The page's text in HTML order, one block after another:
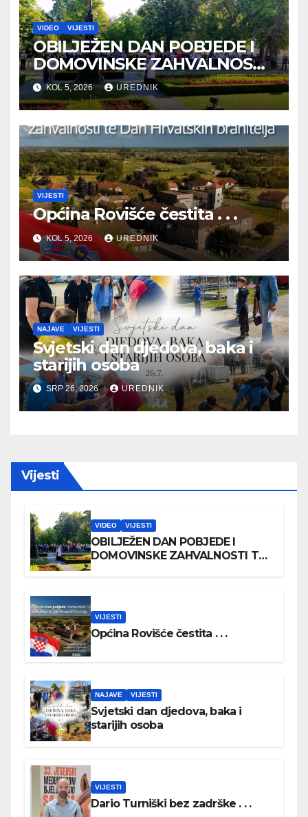
VIDEO VIJESTI
OBILJEŽEN DAN POBJEDE I
DOMOVINSKE ZAHVALNOSTI
TE DAN HRVATSKIH
BRANITELJA
KOL 5, 2026 UREDNIK
VIJESTI
Općina Rovišće čestita . . .
KOL 5, 2026 UREDNIK
NAJAVE VIJESTI
Svjetski dan djedova, baka i
starijih osoba
SRP 26, 2026 UREDNIK
Vijesti
VIDEO VIJESTI
OBILJEŽEN DAN POBJEDE I
DOMOVINSKE ZAHVALNOSTI TE
VIJESTI
Općina Rovišće čestita . . .
NAJAVE VIJESTI
Svjetski dan djedova, baka i
starijih osoba
VIJESTI
Dario Turniški bez zadrške . . .